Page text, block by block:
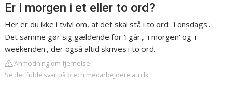
Er i morgen i et eller to ord?
Her er du ikke i tvivl om, at det skal stå i to ord: 'i onsdags'.
Det samme gør sig gældende for 'i går', 'i morgen' og 'i
weekenden', der også altid skrives i to ord.
Anmodning om fjernelse
Se det fulde svar på btech.medarbejdere.au.dk